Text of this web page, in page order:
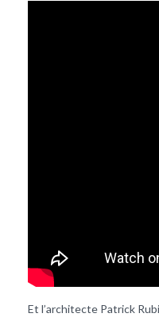
Et l’architecte Patrick